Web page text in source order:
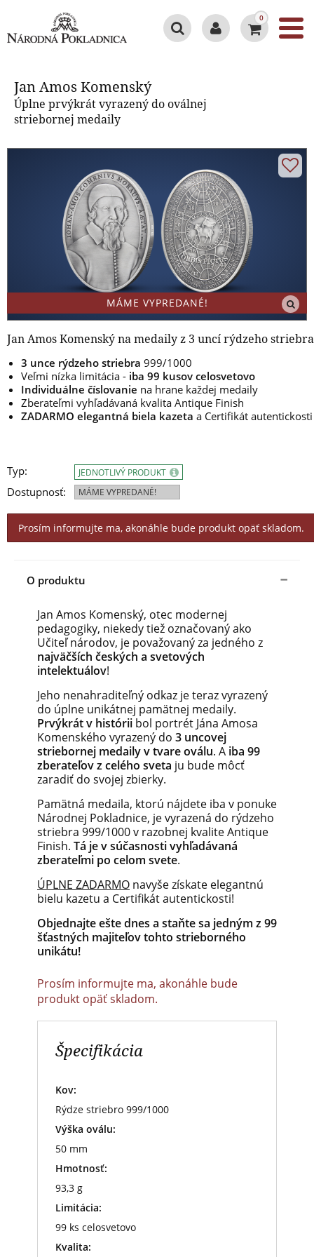
0
Jan Amos Komenský
Úplne prvýkrát vyrazený do oválnej
striebornej medaily
MÁME VYPREDANÉ!
Jan Amos Komenský na medaily z 3 uncí rýdzeho striebra
3 unce rýdzeho striebra 999/1000
Veľmi nízka limitácia - iba 99 kusov celosvetovo
Individuálne číslovanie na hrane každej medaily
Zberateľmi vyhľadávaná kvalita Antique Finish
ZADARMO elegantná biela kazeta a Certifikát autentickosti
Typ:
Dostupnosť:
JEDNOTLIVÝ PRODUKT
MÁME VYPREDANÉ!
Prosím informujte ma, akonáhle bude produkt opäť skladom.
O produktu
Jan Amos Komenský, otec modernej
pedagogiky, niekedy tiež označovaný ako
Učiteľ národov, je považovaný za jedného z
najväčších českých a svetových
intelektuálov!
Jeho nenahraditeľný odkaz je teraz vyrazený
do úplne unikátnej pamätnej medaily.
Prvýkrát v histórii bol portrét Jána Amosa
Komenského vyrazený do 3 uncovej
striebornej medaily v tvare oválu. A iba 99
zberateľov z celého sveta ju bude môcť
zaradiť do svojej zbierky.
Pamätná medaila, ktorú nájdete iba v ponuke
Národnej Pokladnice, je vyrazená do rýdzeho
striebra 999/1000 v razobnej kvalite Antique
Finish. Tá je v súčasnosti vyhľadávaná
zberateľmi po celom svete.
ÚPLNE ZADARMO navyše získate elegantnú
bielu kazetu a Certifikát autentickosti!
Objednajte ešte dnes a staňte sa jedným z 99
šťastných majiteľov tohto strieborného
unikátu!
Prosím informujte ma, akonáhle bude
produkt opäť skladom.
Špecifikácia
Kov:
Rýdze striebro 999/1000
Výška oválu:
50 mm
Hmotnosť:
93,3 g
Limitácia:
99 ks celosvetovo
Kvalita:
Jan Amos Komenský